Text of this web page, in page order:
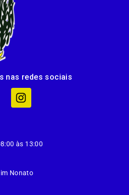
nas redes sociais
às 13:00
Nonato